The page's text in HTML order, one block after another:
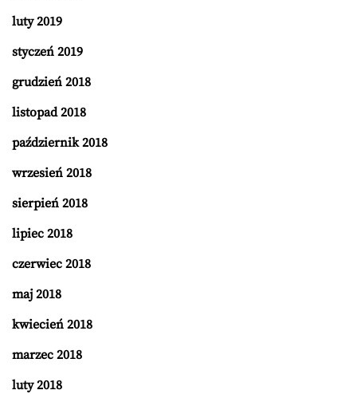
luty 2019
styczeń 2019
grudzień 2018
listopad 2018
październik 2018
wrzesień 2018
sierpień 2018
lipiec 2018
czerwiec 2018
maj 2018
kwiecień 2018
marzec 2018
luty 2018